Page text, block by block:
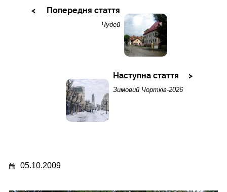
Попередня стаття
Чудей
Наступна стаття
Зимовий Чортків-2026
05.10.2009